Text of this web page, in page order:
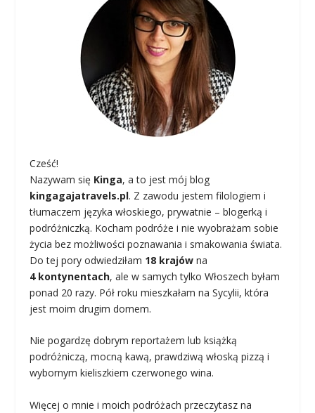
Cześć!
Nazywam się Kinga, a to jest mój blog
kingagajatravels.pl. Z zawodu jestem filologiem i
tłumaczem języka włoskiego, prywatnie – blogerką i
podróżniczką. Kocham podróże i nie wyobrażam sobie
życia bez możliwości poznawania i smakowania świata.
Do tej pory odwiedziłam 18 krajów na
4 kontynentach, ale w samych tylko Włoszech byłam
ponad 20 razy. Pół roku mieszkałam na Sycylii, która
jest moim drugim domem.
Nie pogardzę dobrym reportażem lub książką
podróżniczą, mocną kawą, prawdziwą włoską pizzą i
wybornym kieliszkiem czerwonego wina.
Więcej o mnie i moich podróżach przeczytasz na